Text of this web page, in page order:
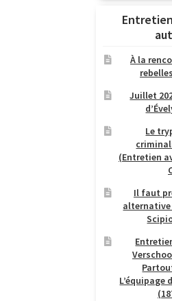
À la
Juillet
Le
(Entretien
Il faut
alternative
L’équipage